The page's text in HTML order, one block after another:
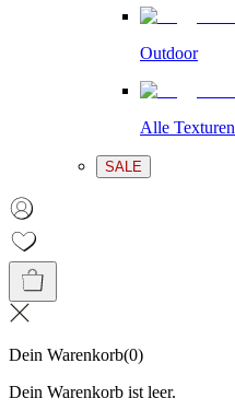
Outdoor
Alle Texturen
SALE
Dein Warenkorb(0)
Dein Warenkorb ist leer.